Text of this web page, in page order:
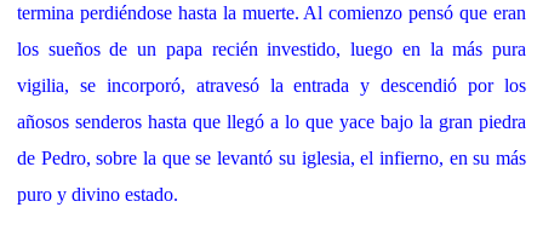
termina perdiéndose hasta la muerte. Al comienzo pensó que eran
los sueños de un papa recién investido, luego en la más pura
vigilia, se incorporó, atravesó la entrada y descendió por los
añosos senderos hasta que llegó a lo que yace bajo la gran piedra
de Pedro, sobre la que se levantó su iglesia, el infierno, en su más
puro y divino estado.